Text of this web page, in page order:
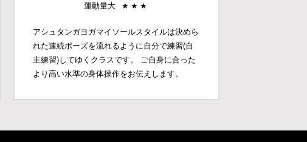
運動量大 ★ ★ ★
アシュタンガヨガマイソールスタイルは決めら
れた連続ポーズを流れるように自分で練習(自
主練習)してゆくクラスです。 ご自身に合った
より高い水準の身体操作をお伝えします。